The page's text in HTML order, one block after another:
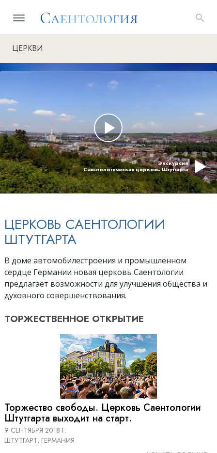
ЦЕРКВИ
Экскурсия
Саентологическая церковь Штутгарта
ЦЕРКОВЬ САЕНТОЛОГИИ
ШТУТГАРТА
В доме автомобилестроения и промышленном
сердце Германии новая церковь Саентологии
предлагает возможности для улучшения общества и
духовного совершенствования.
ТОРЖЕСТВЕННОЕ ОТКРЫТИЕ
Торжество свободы. Церковь Саентологии
Штутгарта выходит на старт.
9 СЕНТЯБРЯ 2018 Г.
ШТУТГАРТ, ГЕРМАНИЯ